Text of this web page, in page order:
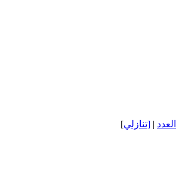
العدد | [تنازلي]